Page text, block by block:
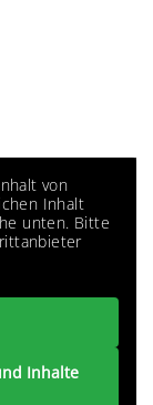
von
Inhalt
unten. Bitte
Inhalte